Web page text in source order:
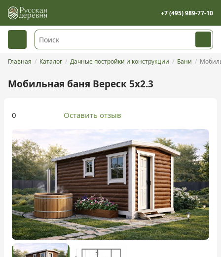
+7 (495) 989-77-10
Главная Каталог Дачные постройки и конструкции Бани
Мобильная баня Вереск 5x2.3
0 Оставить отзыв